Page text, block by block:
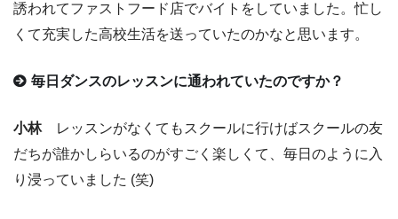
誘われてファストフード店でバイトをしていました。忙し
くて充実した高校生活を送っていたのかなと思います。
毎日ダンスのレッスンに通われていたのですか？
小林レッスンがなくてもスクールに行けばスクールの友
だちが誰かしらいるのがすごく楽しくて、毎日のように入
り浸っていました (笑)